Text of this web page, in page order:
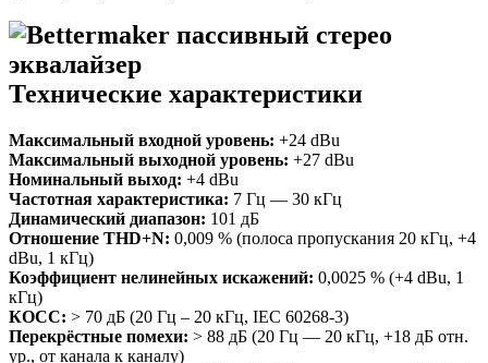
Технические характеристики
Максимальный входной уровень: +24 dBu
Максимальный выходной уровень: +27 dBu
Номинальный выход: +4 dBu
Частотная характеристика: 7 Гц — 30 кГц
Динамический диапазон: 101 дБ
Отношение THD+N: 0,009 % (полоса пропускания 20 кГц, +4
dBu, 1 кГц)
Коэффициент нелинейных искажений: 0,0025 % (+4 dBu, 1
кГц)
КОСС: > 70 дБ (20 Гц – 20 кГц, IEC 60268-3)
Перекрёстные помехи: > 88 дБ (20 Гц — 20 кГц, +18 дБ отн.
ур., от канала к каналу)